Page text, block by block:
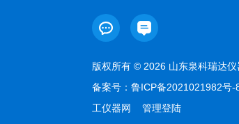
版权所有 © 2026 山东泉科瑞达
备案号： 鲁ICP备2021021982号-
工仪器网
管理登陆